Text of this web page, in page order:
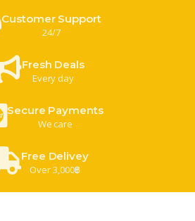
Customer Support
24/7
Fresh Deals
Every day
Secure Payments
We care
Free Delivey
Over 3,000฿